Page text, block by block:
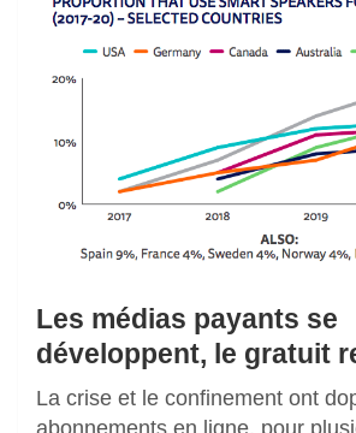
Les médias payants se
développent, le gratuit
La crise et le confinement ont